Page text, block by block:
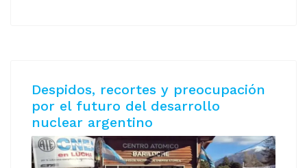
Despidos, recortes y preocupación
por el futuro del desarrollo
nuclear argentino